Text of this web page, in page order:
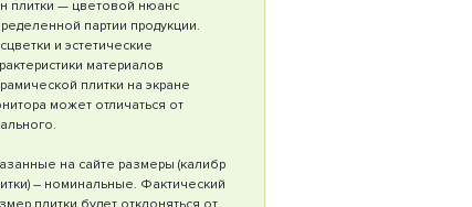
плитки — цветовой нюанс
партии продукции.
и эстетические
материалов
плитки на экране
может отличаться от
на сайте размеры (калибр
– номинальные. Фактический